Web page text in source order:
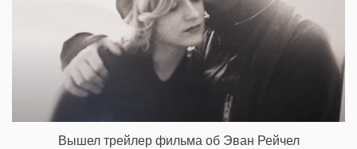
Вышел трейлер фильма об Эван Рейчел